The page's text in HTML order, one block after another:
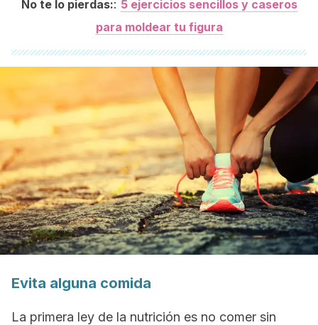
No te lo pierdas:: 5 ejercicios sencillos y caseros
para moldear tu figura
Evita alguna comida
La primera ley de la nutrición es no comer sin